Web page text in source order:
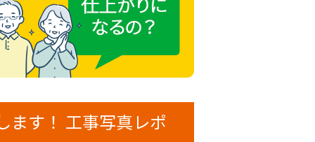
す！ 工事写真レポ